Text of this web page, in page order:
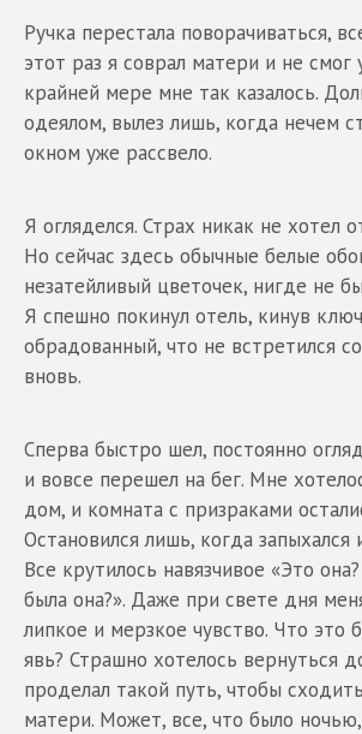
Ручка перестала поворачиваться,
этот раз я соврал матери и не смог
крайней мере мне так казалось.
одеялом, вылез лишь, когда нечем
окном уже рассвело.
Я огляделся. Страх никак не хотел
Но сейчас здесь обычные белые
незатейливый цветочек, нигде не
Я спешно покинул отель, кинув
обрадованный, что не встретился
вновь.
Сперва быстро шел, постоянно
и вовсе перешел на бег. Мне
дом, и комната с призраками
Остановился лишь, когда запыхался
Все крутилось навязчивое «Это
была она?». Даже при свете дня
липкое и мерзкое чувство. Что это
явь? Страшно хотелось вернуться
проделал такой путь, чтобы
матери. Может, все, что было